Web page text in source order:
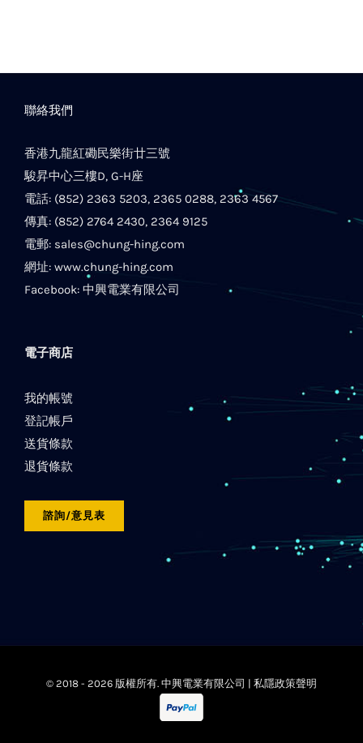
聯絡我們
香港九龍紅磡民樂街廿三號
駿昇中心三樓D, G-H座
電話: (852) 2363 5203, 2365 0288, 2363 4567
傳真: (852) 2764 2430, 2364 9125
電郵: sales@chung-hing.com
網址: www.chung-hing.com
Facebook: 中興電業有限公司
電子商店
我的帳號
登記帳戶
送貨條款
退貨條款
諮詢/意見表
© 2018 - 2026 版權所有. 中興電業有限公司 | 私隱政策聲明